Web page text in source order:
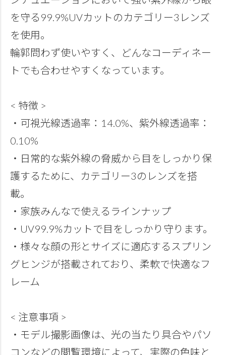
を守る99.9%UVカットのカテゴリー3レンズ
を使用。
輪郭問わず使いやすく、どんなコーディネー
トでも合わせやすくなっています。
< 特徴 >
・可視光線透過率：14.0%、紫外線透過率：
0.10%
・日常的な紫外線の脅威から目をしっかり保
護するために、カテゴリー3のレンズを搭
載。
・家族みんなで使えるラインナップ
・UV99.9%カットで目をしっかり守ります。
・様々な顔の形とサイズに適応するスプリン
グヒンジが搭載されており、柔軟で快適なフ
レーム
< 注意事項 >
・モデル撮影画像は、光の当たり具合やパソ
コンなどの閲覧環境によって、実際の色味と